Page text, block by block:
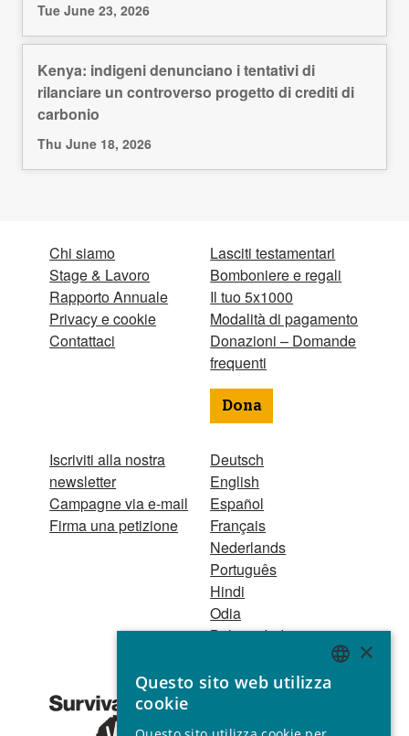
Tue June 23, 2026
Kenya: indigeni denunciano i tentativi di
rilanciare un controverso progetto di crediti di
carbonio
Thu June 18, 2026
Chi siamo
Stage & Lavoro
Rapporto Annuale
Privacy e cookie
Contattaci
Iscriviti alla nostra
newsletter
Campagne via e-mail
Firma una petizione
Lasciti testamentari
Bomboniere e regali
Il tuo 5x1000
Modalità di pagamento
Donazioni – Domande
frequenti
Dona
Deutsch
English
Español
Français
Nederlands
Português
Hindi
Odia
Bahasa Indonesia
Registro Persone
1521 Registered
ENGLISH
×
Questo sito web utilizza
cookie